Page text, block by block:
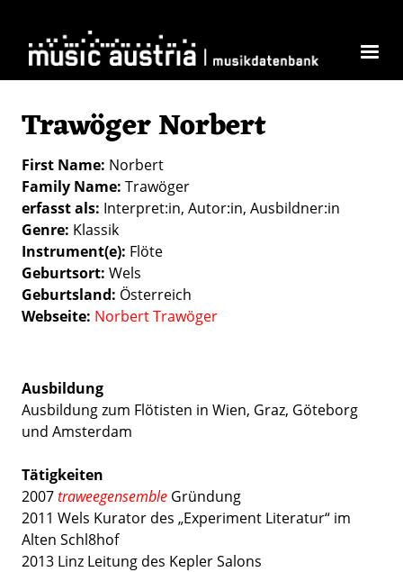
Trawöger Norbert
First Name Norbert
Family Name Trawöger
erfasst als Interpret:in Autor:in Ausbildner:in
Genre Klassik
Instrument(e) Flöte
Geburtsort Wels
Geburtsland Österreich
Webseite Norbert Trawöger
Ausbildung
Ausbildung zum Flötisten in Wien, Graz, Göteborg
und Amsterdam
Tätigkeiten
2007traweegensemble Gründung
2011 Wels Kurator des „Experiment Literatur“ im
Alten Schl8hof
2013 Linz Leitung des Kepler Salons